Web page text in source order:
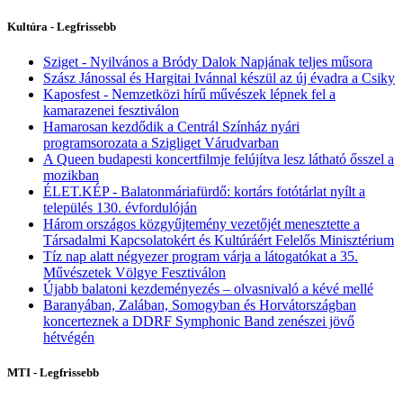
Kultúra - Legfrissebb
Sziget - Nyilvános a Bródy Dalok Napjának teljes műsora
Szász Jánossal és Hargitai Ivánnal készül az új évadra a Csiky
Kaposfest - Nemzetközi hírű művészek lépnek fel a
kamarazenei fesztiválon
Hamarosan kezdődik a Centrál Színház nyári
programsorozata a Szigliget Várudvarban
A Queen budapesti koncertfilmje felújítva lesz látható ősszel a
mozikban
ÉLET.KÉP - Balatonmáriafürdő: kortárs fotótárlat nyílt a
település 130. évfordulóján
Három országos közgyűjtemény vezetőjét menesztette a
Társadalmi Kapcsolatokért és Kultúráért Felelős Minisztérium
Tíz nap alatt négyezer program várja a látogatókat a 35.
Művészetek Völgye Fesztiválon
Újabb balatoni kezdeményezés – olvasnivaló a kévé mellé
Baranyában, Zalában, Somogyban és Horvátországban
koncerteznek a DDRF Symphonic Band zenészei jövő
hétvégén
MTI - Legfrissebb